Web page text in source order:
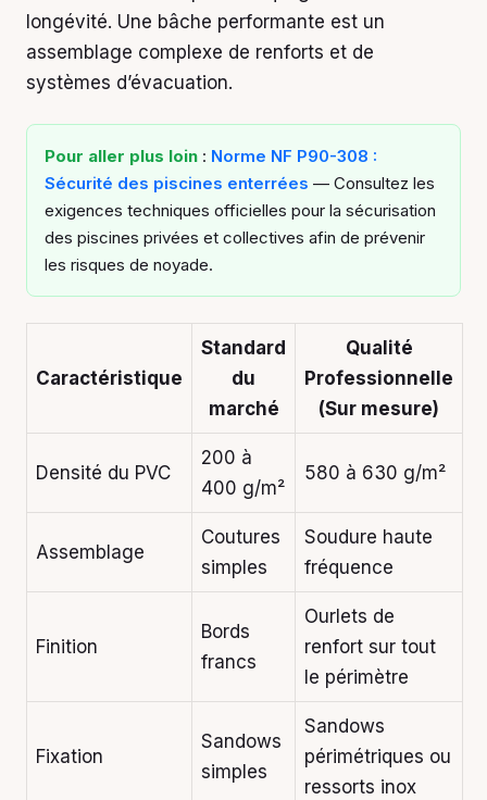
longévité. Une bâche performante est un
assemblage complexe de renforts et de
systèmes d’évacuation.
Pour aller plus loin : Norme NF P90-308 :
Sécurité des piscines enterrées — Consultez les
exigences techniques officielles pour la sécurisation
des piscines privées et collectives afin de prévenir
les risques de noyade.
Caractéristique
Standard
du
marché
Qualité
Professionnelle
(Sur mesure)
Densité du PVC
200 à
400 g/m²
580 à 630 g/m²
Assemblage
Coutures
simples
Soudure haute
fréquence
Finition
Bords
francs
Ourlets de
renfort sur tout
le périmètre
Fixation
Sandows
simples
Sandows
périmétriques ou
ressorts inox